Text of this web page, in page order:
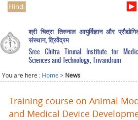
Hindi
श्री चित्रा तिरुनाल आयुर्विज्ञान और
संस्थान, त्रिवेंद्रम
Sree Chitra Tirunal Institute for
Sciences and Technology, Trivandrum
You are here : Home > News
Training course on Animal
and Medical Device